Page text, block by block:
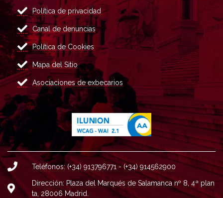
Política de privacidad
Canal de denuncias
Política de Cookies
Mapa del Sitio
Asociaciones de exbecarios
Teléfonos: (+34) 913796771 - (+34) 914562900
Dirección: Plaza del Marqués de Salamanca nº 8, 4ª plan
ta, 28006 Madrid.